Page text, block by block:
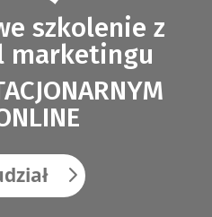
szkolenie z
marketingu